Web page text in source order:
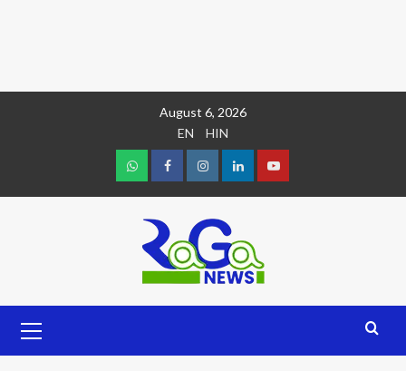
August 6, 2026
EN
HIN